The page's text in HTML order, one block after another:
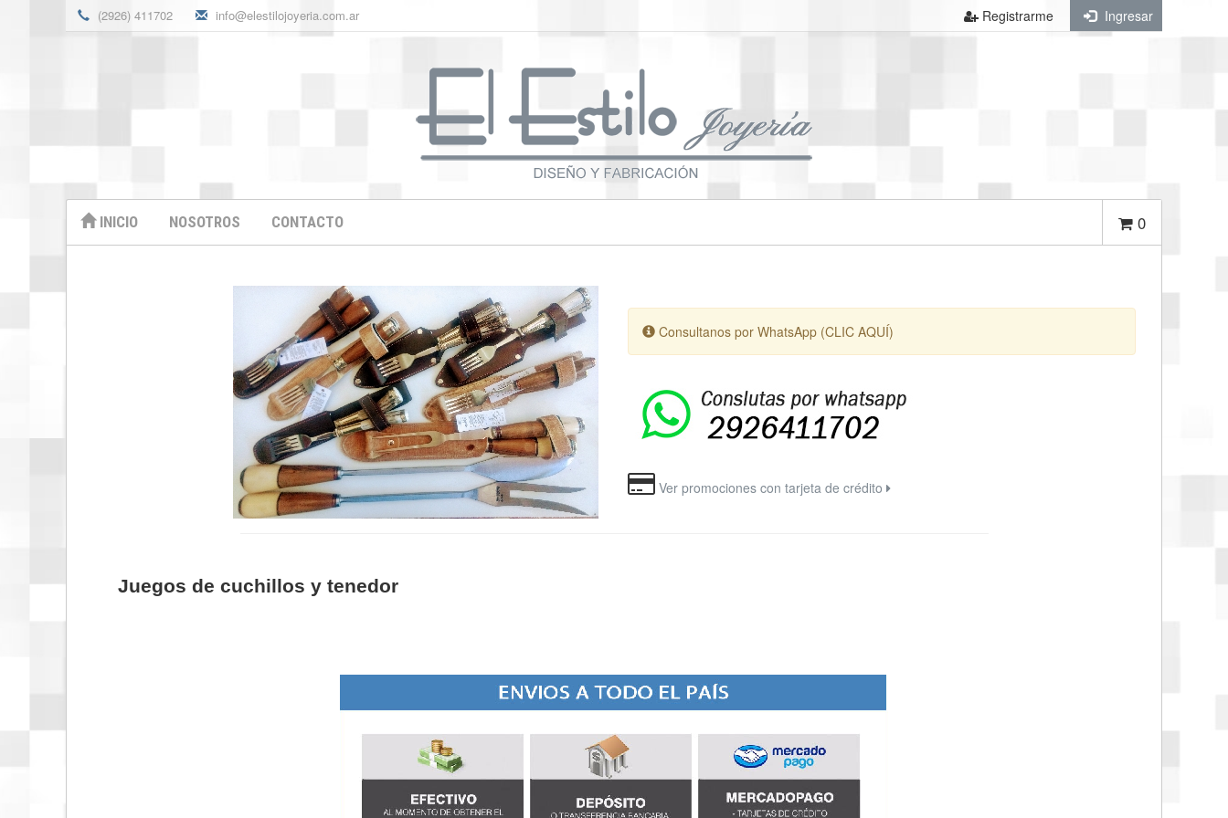
Registrarme Ingresar
(2926) 411702 info@elestilojoyeria.com.ar
0
INICIO NOSOTROS CONTACTO
Consultanos por WhatsApp (CLIC AQUÍ)
Ver promociones con tarjeta de crédito
Juegos de cuchillos y tenedor